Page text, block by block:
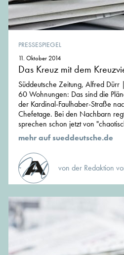
PRESSESPIEGEL
11. Oktober 2014
Das Kreuz mit dem
Süddeutsche Zeitung, Alfred
60 Wohnungen: Das sind die
der Kardinal-Faulhaber-Straße
Chefetage. Bei den Nachbarn
sprechen schon jetzt von
mehr auf sueddeutsche.de
von der Redaktion